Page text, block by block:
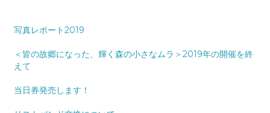
写真レポート2019
＜皆の故郷になった、輝く森の小さなムラ＞2019年の開催を終
えて
当日券発売します！